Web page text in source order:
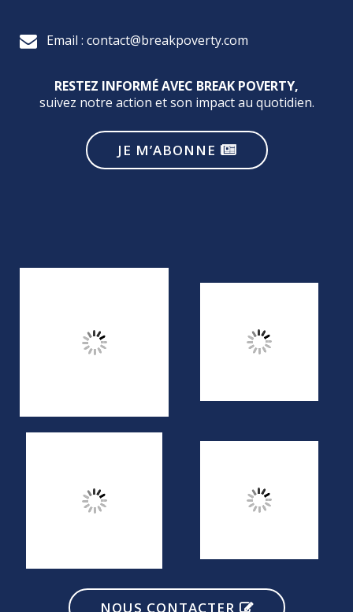
Email : contact@breakpoverty.com
RESTEZ INFORMÉ AVEC BREAK POVERTY,
suivez notre action et son impact au quotidien.
JE M’ABONNE
NOUS CONTACTER